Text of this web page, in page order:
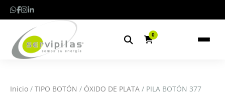
0
Inicio / TIPO BOTÓN / ÓXIDO DE PLATA / PILA BOTÓN 377